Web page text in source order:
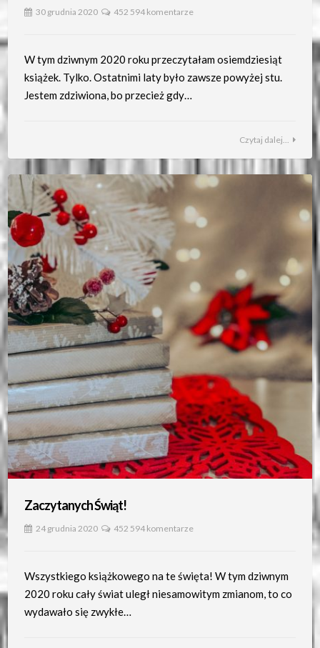
30 grudnia 2020 452 594 komentarze
W tym dziwnym 2020 roku przeczytałam osiemdziesiąt
książek. Tylko. Ostatnimi laty było zawsze powyżej stu.
Jestem zdziwiona, bo przecież gdy…
Czytaj dalej...
Zaczytanych Świąt!
24 grudnia 2020 452 594 komentarze
Wszystkiego książkowego na te święta! W tym dziwnym
2020 roku cały świat uległ niesamowitym zmianom, to co
wydawało się zwykłe…